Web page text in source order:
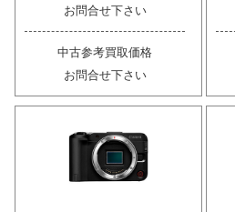
お問合せ下さい
中古参考買取価格
お問合せ下さい